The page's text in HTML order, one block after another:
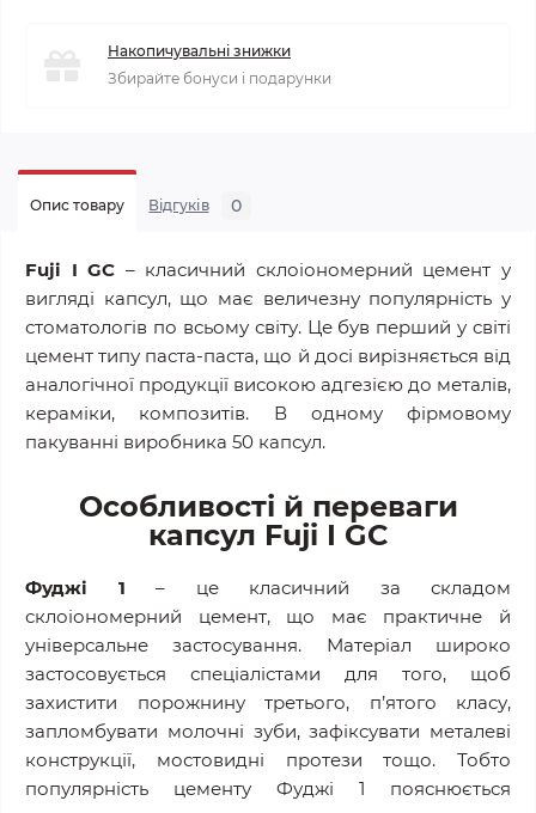
Накопичувальні знижки
Збирайте бонуси і подарунки
Опис товару Відгуків 0
Fuji I GC – класичний склоіономерний цемент у
вигляді капсул, що має величезну популярність у
стоматологів по всьому світу. Це був перший у світі
цемент типу паста-паста, що й досі вирізняється від
аналогічної продукції високою адгезією до металів,
кераміки, композитів. В одному фірмовому
пакуванні виробника 50 капсул.
Особливості й переваги
капсул Fuji I GC
Фуджі 1 – це класичний за складом
склоіономерний цемент, що має практичне й
універсальне застосування. Матеріал широко
застосовується спеціалістами для того, щоб
захистити порожнину третього, п’ятого класу,
запломбувати молочні зуби, зафіксувати металеві
конструкції, мостовидні протези тощо. Тобто
популярність цементу Фуджі 1 пояснюється